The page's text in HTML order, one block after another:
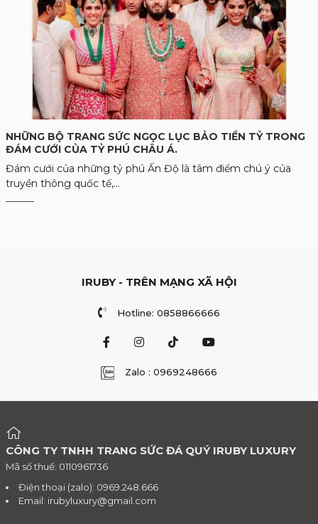
NHỮNG BỘ TRANG SỨC NGỌC LỤC BẢO TIỀN TỶ TRONG
ĐÁM CƯỚI CỦA TỶ PHÚ CHÂU Á.
Đám cưới của những tỷ phú Ấn Độ là tâm điểm chú ý của
truyền thông quốc tế,...
IRUBY - TRÊN MẠNG XÃ HỘI
Hotline: 0858866666
Zalo : 0969248666
CÔNG TY TNHH TRANG SỨC ĐÁ QUÝ IRUBY LUXURY
Mã số thuế: 0110961736
Điện thoại (zalo): 0969.248.666
Email: irubyluxury@gmail.com